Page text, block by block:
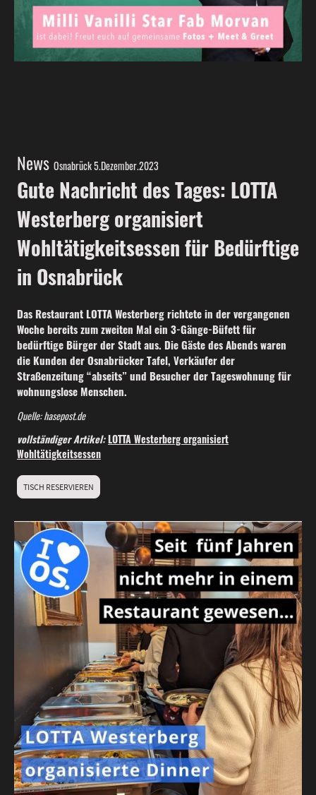
News Osnabrück 5.Dezember.2023
Gute Nachricht des Tages: LOTTA
Westerberg organisiert
Wohltätigkeitsessen für Bedürftige
in Osnabrück
Das Restaurant LOTTA Westerberg richtete in der vergangenen
Woche bereits zum zweiten Mal ein 3-Gänge-Büfett für
bedürftige Bürger der Stadt aus. Die Gäste des Abends waren
die Kunden der Osnabrücker Tafel, Verkäufer der
Straßenzeitung “abseits” und Besucher der Tageswohnung für
wohnungslose Menschen.
Quelle: hasepost.de
vollständiger Artikel:LOTTA Westerberg organisiert
Wohltätigkeitsessen
TISCH RESERVIEREN